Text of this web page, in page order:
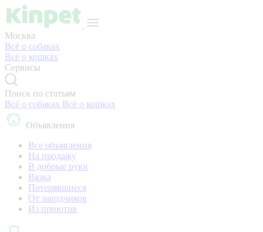
Москва
Всё о собаках
Всё о кошках
Сервисы
Поиск по статьям
Всё о собаках Всё о кошках
Объявления
Все объявления
На продажу
В добрые руки
Вязка
Потерявшиеся
От заводчиков
Из приютов